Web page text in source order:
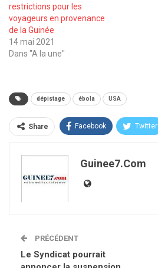
restrictions pour les
voyageurs en provenance
de la Guinée
14 mai 2021
Dans "A la une"
dépistage ébola USA
Share Facebook Twitter
Guinee7.com
PRÉCÉDENT
Le Syndicat pourrait